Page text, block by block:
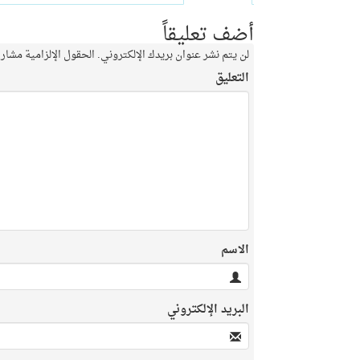
أضف تعليقاً
لن يتم نشر عنوان بريدك الإلكتروني. الحقول الإلزامية مشار
التعليق
الاسم
البريد الإلكتروني